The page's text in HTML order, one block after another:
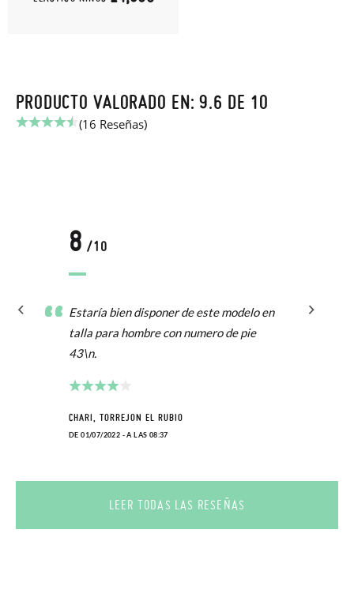
PRODUCTO VALORADO EN: 9.6 DE 10
(16 Reseñas)
8 /10
Estaría bien disponer de este modelo en
talla para hombre con numero de pie
43\n.
CHARI, TORREJON EL RUBIO
DE 01/07/2022 - A LAS 08:37
LEER TODAS LAS RESEÑAS